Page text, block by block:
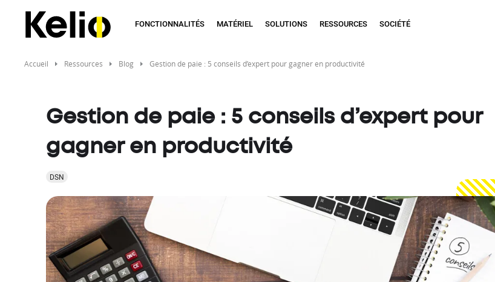
contenu
FONCTIONNALITÉS MATÉRIEL SOLUTIONS RESSOURCES SOCIÉTÉ
Accueil Ressources Blog Gestion de paie : 5 conseils d’expert pour gagner en productivité
Gestion de paie : 5 conseils d’expert pour
gagner en productivité
DSN